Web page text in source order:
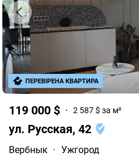
119 000 $ 2 587 $ за м²
ул. Русская, 42
Вербнык · Ужгород
ПЕРЕВІРЕНА КВАРТИРА